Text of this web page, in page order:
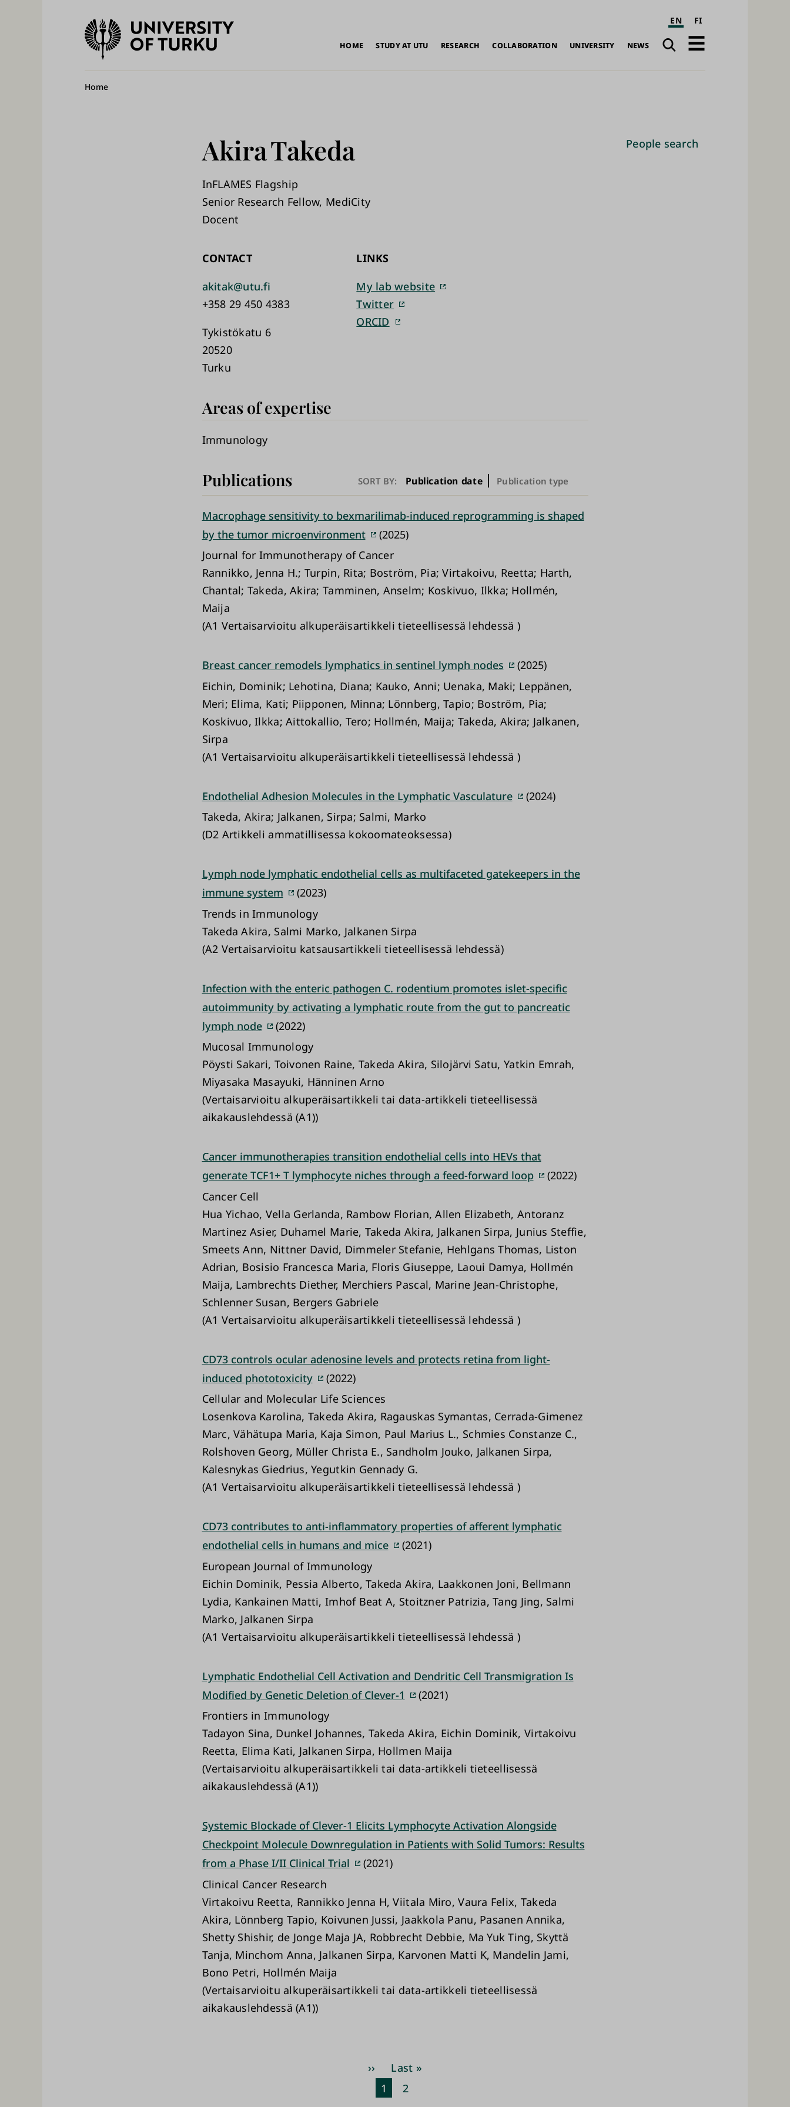
University
of
Turku
EN FI
navigation
HOME STUDY AT UTU RESEARCH COLLABORATION UNIVERSITY NEWS
SearchOpen
Breadcrumb
Home
AkiraTakeda
InFLAMES Flagship
Senior Research Fellow, MediCity
Docent
CONTACT
akitak@utu.fi
+358 29 450 4383
Tykistökatu 6
20520
Turku
LINKS
My lab website
Twitter
ORCID
Areas of expertise
Immunology
Publications SORT BY: Publication date Publication type
Macrophage sensitivity to bexmarilimab-induced reprogramming is shaped
by the tumor microenvironment
(2025)
Journal for Immunotherapy of Cancer
Rannikko, Jenna H.; Turpin, Rita; Boström, Pia; Virtakoivu, Reetta; Harth,
Chantal; Takeda, Akira; Tamminen, Anselm; Koskivuo, Ilkka; Hollmén,
Maija
(A1 Vertaisarvioitu alkuperäisartikkeli tieteellisessä lehdessä )
Breast cancer remodels lymphatics in sentinel lymph nodes
(2025)
Eichin, Dominik; Lehotina, Diana; Kauko, Anni; Uenaka, Maki; Leppänen,
Meri; Elima, Kati; Piipponen, Minna; Lönnberg, Tapio; Boström, Pia;
Koskivuo, Ilkka; Aittokallio, Tero; Hollmén, Maija; Takeda, Akira; Jalkanen,
Sirpa
(A1 Vertaisarvioitu alkuperäisartikkeli tieteellisessä lehdessä )
Endothelial Adhesion Molecules in the Lymphatic Vasculature
(2024)
Takeda, Akira; Jalkanen, Sirpa; Salmi, Marko
(D2 Artikkeli ammatillisessa kokoomateoksessa)
Lymph node lymphatic endothelial cells as multifaceted gatekeepers in the
immune system
(2023)
Trends in Immunology
Takeda Akira, Salmi Marko, Jalkanen Sirpa
(A2 Vertaisarvioitu katsausartikkeli tieteellisessä lehdessä)
Infection with the enteric pathogen C. rodentium promotes islet-specific
autoimmunity by activating a lymphatic route from the gut to pancreatic
lymph node
(2022)
Mucosal Immunology
Pöysti Sakari, Toivonen Raine, Takeda Akira, Silojärvi Satu, Yatkin Emrah,
Miyasaka Masayuki, Hänninen Arno
(Vertaisarvioitu alkuperäisartikkeli tai data-artikkeli tieteellisessä
aikakauslehdessä (A1))
Cancer immunotherapies transition endothelial cells into HEVs that
generate TCF1+ T lymphocyte niches through a feed-forward loop
(2022)
Cancer Cell
Hua Yichao, Vella Gerlanda, Rambow Florian, Allen Elizabeth, Antoranz
Martinez Asier, Duhamel Marie, Takeda Akira, Jalkanen Sirpa, Junius Steffie,
Smeets Ann, Nittner David, Dimmeler Stefanie, Hehlgans Thomas, Liston
Adrian, Bosisio Francesca Maria, Floris Giuseppe, Laoui Damya, Hollmén
Maija, Lambrechts Diether, Merchiers Pascal, Marine Jean-Christophe,
Schlenner Susan, Bergers Gabriele
(A1 Vertaisarvioitu alkuperäisartikkeli tieteellisessä lehdessä )
CD73 controls ocular adenosine levels and protects retina from light-
induced phototoxicity
(2022)
Cellular and Molecular Life Sciences
Losenkova Karolina, Takeda Akira, Ragauskas Symantas, Cerrada-Gimenez
Marc, Vähätupa Maria, Kaja Simon, Paul Marius L., Schmies Constanze C.,
Rolshoven Georg, Müller Christa E., Sandholm Jouko, Jalkanen Sirpa,
Kalesnykas Giedrius, Yegutkin Gennady G.
(A1 Vertaisarvioitu alkuperäisartikkeli tieteellisessä lehdessä )
CD73 contributes to anti-inflammatory properties of afferent lymphatic
endothelial cells in humans and mice
(2021)
European Journal of Immunology
Eichin Dominik, Pessia Alberto, Takeda Akira, Laakkonen Joni, Bellmann
Lydia, Kankainen Matti, Imhof Beat A, Stoitzner Patrizia, Tang Jing, Salmi
Marko, Jalkanen Sirpa
(A1 Vertaisarvioitu alkuperäisartikkeli tieteellisessä lehdessä )
Lymphatic Endothelial Cell Activation and Dendritic Cell Transmigration Is
Modified by Genetic Deletion of Clever-1
(2021)
Frontiers in Immunology
Tadayon Sina, Dunkel Johannes, Takeda Akira, Eichin Dominik, Virtakoivu
Reetta, Elima Kati, Jalkanen Sirpa, Hollmen Maija
(Vertaisarvioitu alkuperäisartikkeli tai data-artikkeli tieteellisessä
aikakauslehdessä (A1))
Systemic Blockade of Clever-1 Elicits Lymphocyte Activation Alongside
Checkpoint Molecule Downregulation in Patients with Solid Tumors: Results
from a Phase I/II Clinical Trial
(2021)
Clinical Cancer Research
Virtakoivu Reetta, Rannikko Jenna H, Viitala Miro, Vaura Felix, Takeda
Akira, Lönnberg Tapio, Koivunen Jussi, Jaakkola Panu, Pasanen Annika,
Shetty Shishir, de Jonge Maja JA, Robbrecht Debbie, Ma Yuk Ting, Skyttä
Tanja, Minchom Anna, Jalkanen Sirpa, Karvonen Matti K, Mandelin Jami,
Bono Petri, Hollmén Maija
(Vertaisarvioitu alkuperäisartikkeli tai data-artikkeli tieteellisessä
aikakauslehdessä (A1))
Pagination
Next
page
››
Last
page
Last »
Current
1 Page
2
People search